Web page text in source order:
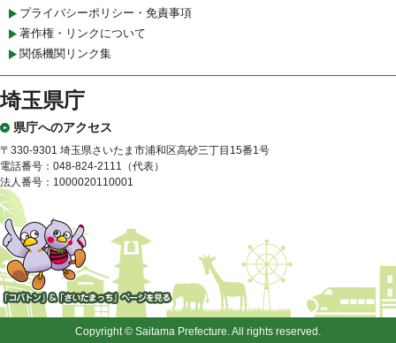
プライバシーポリシー・免責事項
著作権・リンクについて
関係機関リンク集
埼玉県庁
県庁へのアクセス
〒330-9301 埼玉県さいたま市浦和区高砂三丁目15番1号
電話番号：048-824-2111（代表）
法人番号：1000020110001
「コバトン」&「さいたまっ
Copyright © Saitama Prefecture. All rights reserved.